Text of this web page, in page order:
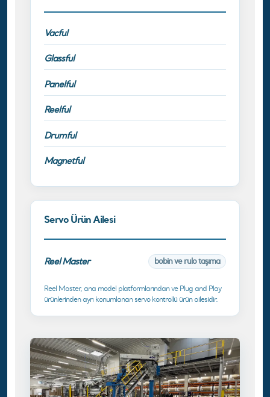
Vacful
Glassful
Panelful
Reelful
Drumful
Magnetful
Servo Ürün Ailesi
Reel Master bobin ve rulo taşıma
Reel Master, ana model platformlarından ve Plug and Play
ürünlerinden ayrı konumlanan servo kontrollü ürün ailesidir.